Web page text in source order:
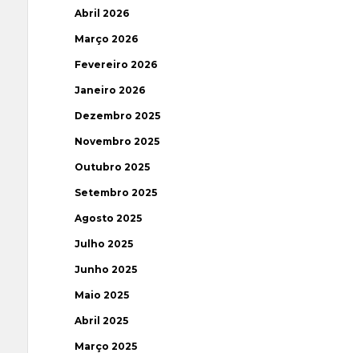
Abril 2026
Março 2026
Fevereiro 2026
Janeiro 2026
Dezembro 2025
Novembro 2025
Outubro 2025
Setembro 2025
Agosto 2025
Julho 2025
Junho 2025
Maio 2025
Abril 2025
Março 2025